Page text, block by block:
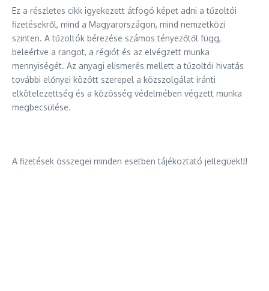
Ez a részletes cikk igyekezett átfogó képet adni a tűzoltói
fizetésekről, mind a Magyarországon, mind nemzetközi
szinten. A tűzoltók bérezése számos tényezőtől függ,
beleértve a rangot, a régiót és az elvégzett munka
mennyiségét. Az anyagi elismerés mellett a tűzoltói hivatás
további előnyei között szerepel a közszolgálat iránti
elkötelezettség és a közösség védelmében végzett munka
megbecsülése.
A fizetések összegei minden esetben tájékoztató jellegüek!!!